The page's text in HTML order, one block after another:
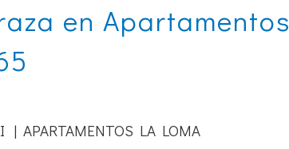
en Apartamentos
| APARTAMENTOS LA LOMA